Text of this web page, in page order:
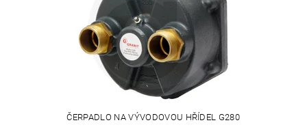
ČERPADLO NA VÝVODOVOU HŘÍDEL G280